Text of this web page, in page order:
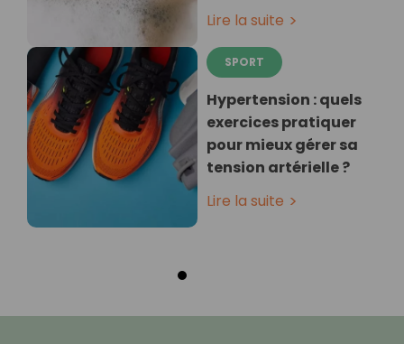
Lire la suite
SPORT
Hypertension : quels
exercices pratiquer
pour mieux gérer sa
tension artérielle ?
Lire la suite